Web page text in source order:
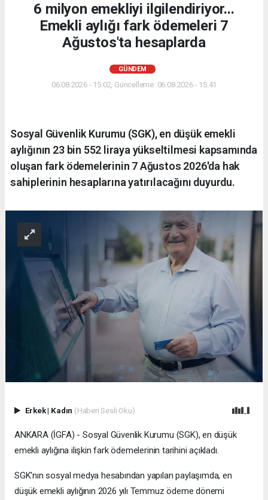
6 milyon emekliyi ilgilendiriyor...
Emekli aylığı fark ödemeleri 7
Ağustos'ta hesaplarda
GÜNDEM
06.08.2026 - 15:02, Güncelleme: 06.08.2026 - 15:41
Sosyal Güvenlik Kurumu (SGK), en düşük emekli
aylığının 23 bin 552 liraya yükseltilmesi kapsamında
oluşan fark ödemelerinin 7 Ağustos 2026'da hak
sahiplerinin hesaplarına yatırılacağını duyurdu.
Erkek| Kadın (Haberi Sesli Oku)
ANKARA (İGFA) - Sosyal Güvenlik Kurumu (SGK), en düşük
emekli aylığına ilişkin fark ödemelerinin tarihini açıkladı.
SGK'nın sosyal medya hesabından yapılan paylaşımda, en
düşük emekli aylığının 2026 yılı Temmuz ödeme dönemi